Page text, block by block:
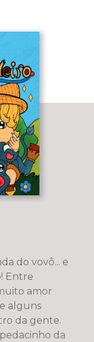
do vovô... e
Entre
amor
alguns
da gente.
da